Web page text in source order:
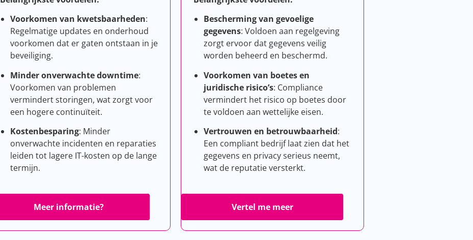
Voorkomen van kwetsbaarheden:
Regelmatige updates en onderhoud
voorkomen dat er gaten ontstaan in je
beveiliging.
Minder onverwachte downtime:
Voorkomen van problemen
vermindert storingen, wat zorgt voor
een hogere continuïteit.
Kostenbesparing: Minder
onverwachte incidenten en reparaties
leiden tot lagere IT-kosten op de lange
termijn.
Meer informatie?
Bescherming van gevoelige
gegevens: Voldoen aan regelgeving
zorgt ervoor dat gegevens veilig
worden beheerd en beschermd.
Voorkomen van boetes en
juridische risico’s: Compliance
vermindert het risico op boetes door
te voldoen aan wettelijke eisen.
Vertrouwen en betrouwbaarheid:
Een compliant bedrijf laat zien dat het
gegevens en privacy serieus neemt,
wat de reputatie versterkt.
Vertel me meer